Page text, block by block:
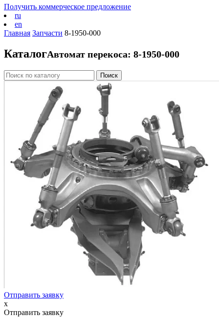
Получить коммерческое предложение
ru
en
Главная Запчасти 8-1950-000
КаталогАвтомат перекоса: 8-1950-000
Отправить заявку
x
Отправить заявку